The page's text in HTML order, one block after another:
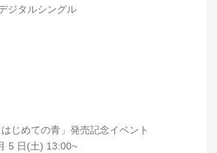
ジタルシングル
じめての青」発売記念イベント
5 日(土) 13:00~